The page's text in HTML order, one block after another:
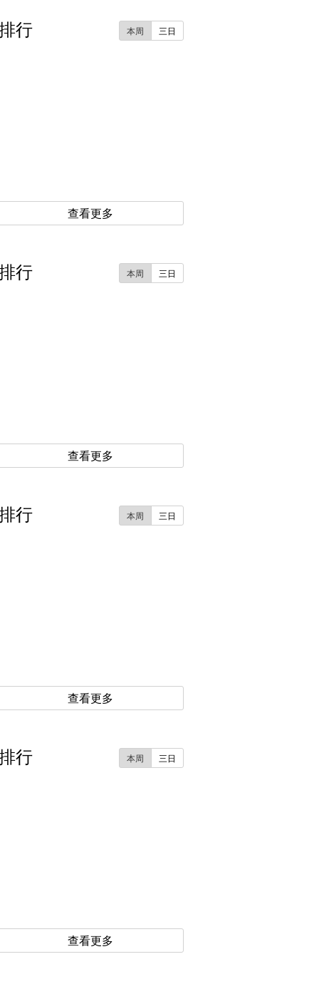
本周 三日
行
查看更多
本周 三日
行
查看更多
本周 三日
行
查看更多
本周 三日
行
查看更多